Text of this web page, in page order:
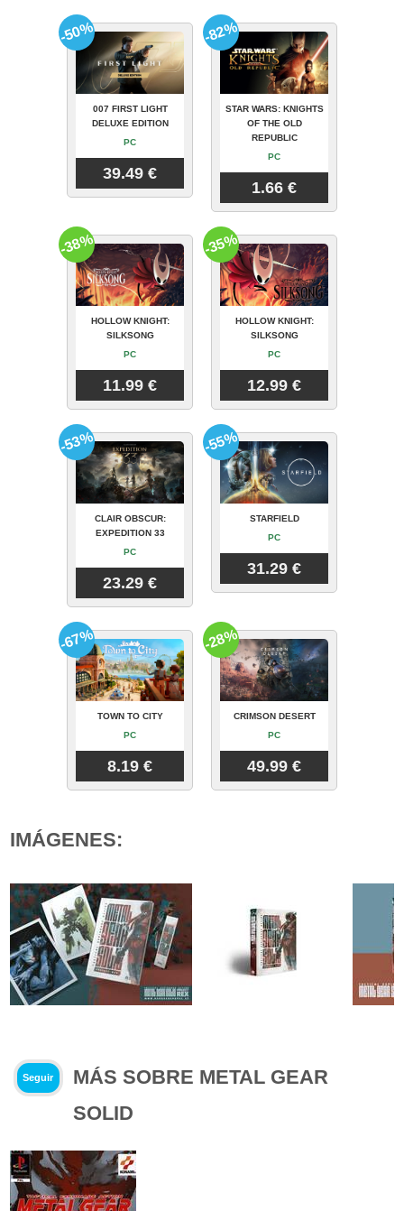
007 FIRST LIGHT
DELUXE EDITION
PC
39.49 €
-50%
STAR WARS: KNIGHTS
OF THE OLD
REPUBLIC
PC
1.66 €
-82%
HOLLOW KNIGHT:
SILKSONG
PC
11.99 €
-38%
HOLLOW KNIGHT:
SILKSONG
PC
12.99 €
-35%
CLAIR OBSCUR:
EXPEDITION 33
PC
23.29 €
-53%
STARFIELD
PC
31.29 €
-55%
TOWN TO CITY
PC
8.19 €
-67%
CRIMSON DESERT
PC
49.99 €
-28%
IMÁGENES:
Seguir
MÁS SOBRE METAL GEAR
SOLID